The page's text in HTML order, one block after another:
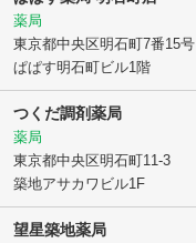
薬局
東京都中央区明石町7番15号
ぱぱす明石町ビル1階
つくだ調剤薬局
薬局
東京都中央区明石町11-3
築地アサカワビル1F
望星築地薬局